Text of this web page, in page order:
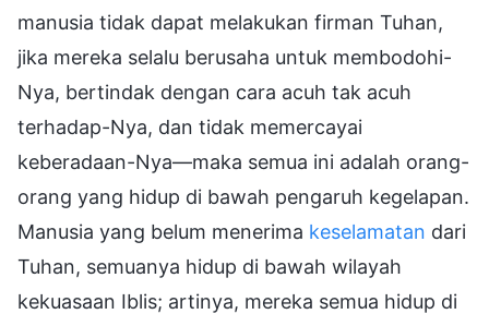
manusia tidak dapat melakukan firman Tuhan,
jika mereka selalu berusaha untuk membodohi-
Nya, bertindak dengan cara acuh tak acuh
terhadap-Nya, dan tidak memercayai
keberadaan-Nya—maka semua ini adalah orang-
orang yang hidup di bawah pengaruh kegelapan.
Manusia yang belum menerima keselamatan dari
Tuhan, semuanya hidup di bawah wilayah
kekuasaan Iblis; artinya, mereka semua hidup di